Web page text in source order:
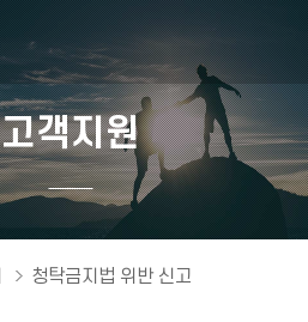
고객지원
청탁금지법 위반 신고